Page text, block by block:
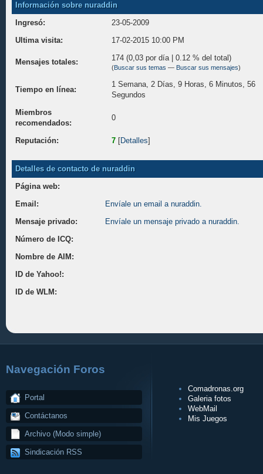
Información sobre nuraddin
Ingresó:
23-05-2009
Ultima visita:
17-02-2015 10:00 PM
Mensajes totales: 174 (0,03 por día | 0.12 % del total)
(Buscar sus temas — Buscar sus mensajes)
Tiempo en línea:
1 Semana, 2 Días, 9 Horas, 6 Minutos, 56
Segundos
Miembros
recomendados:
0
Reputación: 7 [Detalles]
Detalles de contacto de nuraddin
Página web:
Email:
Envíale un email a nuraddin.
Mensaje privado:
Envíale un mensaje privado a nuraddin.
Número de ICQ:
Nombre de AIM:
ID de Yahoo!:
ID de WLM:
Navegación Foros
Portal
Contáctanos
Archivo (Modo simple)
Sindicación RSS
Comadronas.org
Galeria fotos
WebMail
Mis Juegos